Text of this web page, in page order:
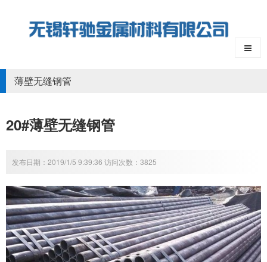
薄壁无缝钢管
20#薄壁无缝钢管
发布日期：2019/1/5 9:39:36 访问次数：3825